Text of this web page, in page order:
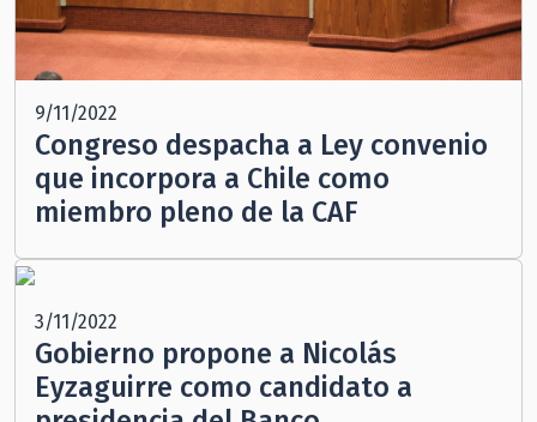
9/11/2022
Congreso despacha a Ley convenio
que incorpora a Chile como
miembro pleno de la CAF
3/11/2022
Gobierno propone a Nicolás
Eyzaguirre como candidato a